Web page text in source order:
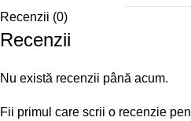
Recenzii (0)
Recenzii
Nu există recenzii până acum.
Fii primul care scrii o recenzie